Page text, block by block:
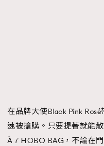
在品牌大使Black Pink
速被搶購。只要提著就能
À 7 HOBO BAG，不論在